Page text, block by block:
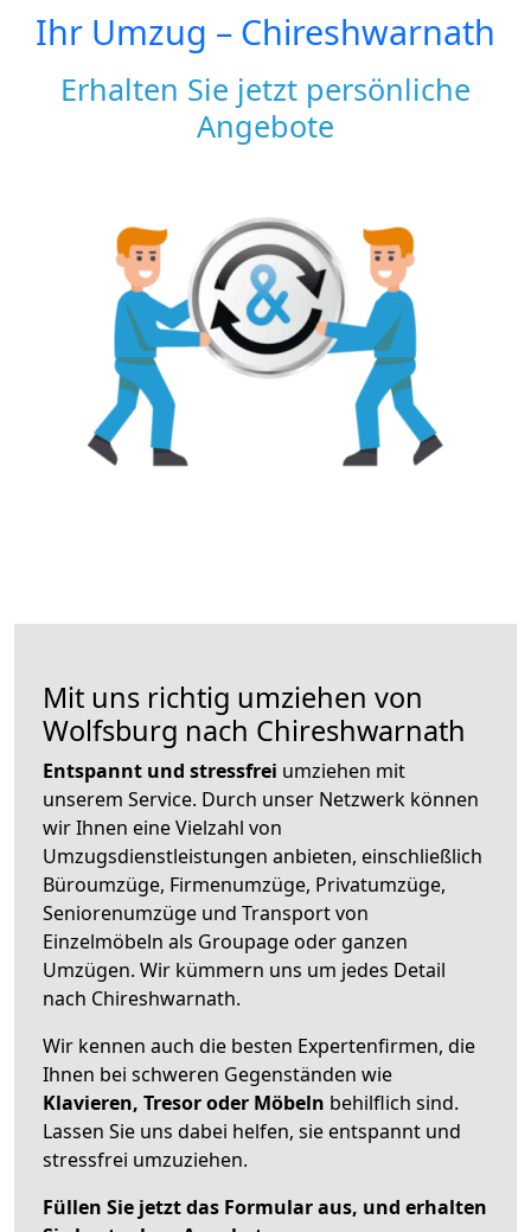
Ihr Umzug – Chireshwarnath
Erhalten Sie jetzt persönliche
Angebote
Mit uns richtig umziehen von
Wolfsburg nach Chireshwarnath
Entspannt und stressfrei umziehen mit
unserem Service. Durch unser Netzwerk können
wir Ihnen eine Vielzahl von
Umzugsdienstleistungen anbieten, einschließlich
Büroumzüge, Firmenumzüge, Privatumzüge,
Seniorenumzüge und Transport von
Einzelmöbeln als Groupage oder ganzen
Umzügen. Wir kümmern uns um jedes Detail
nach Chireshwarnath.
Wir kennen auch die besten Expertenfirmen, die
Ihnen bei schweren Gegenständen wie
Klavieren, Tresor oder Möbeln behilflich sind.
Lassen Sie uns dabei helfen, sie entspannt und
stressfrei umzuziehen.
Füllen Sie jetzt das Formular aus, und erhalten